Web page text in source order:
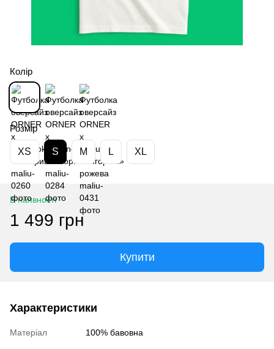
Колір
Розмір
XS S M L XL
В наявності
1 499 грн
Купити
Характеристики
Матеріал 100% бавовна